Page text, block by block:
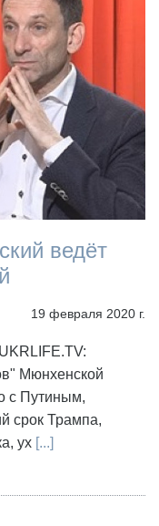
ведёт
19 февраля 2020 г.
Мюнхенской
с Путиным,
срок Трампа,
ух [...]